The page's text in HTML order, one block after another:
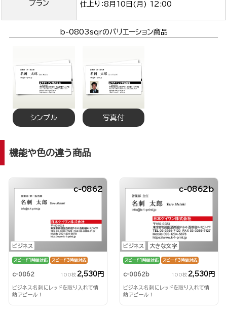
プラン
仕上り：8月10日(月) 12:00
b-0803sqrのバリエーション商品
シンプル 写真付
機能や色の違う商品
ビジネス
c-0862
スピード1時間対応 スピード3時間対応
c-0862 100枚 2,530円
ビジネス名刺にレッドを取り入れて情
熱アピール！
ビジネス 大きな文字
c-0862b
スピード1時間対応 スピード3時間対応
c-0862b 100枚 2,530円
ビジネス名刺にレッドを取り入れて情
熱アピール！